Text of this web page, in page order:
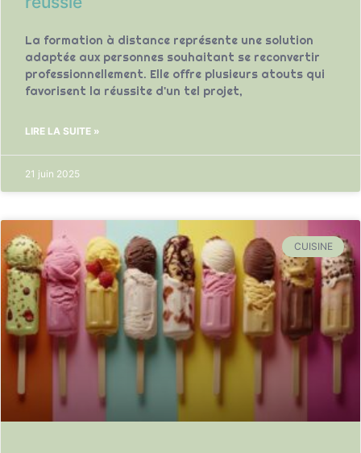
La formation à distance représente une solution
adaptée aux personnes souhaitant se reconvertir
professionnellement. Elle offre plusieurs atouts qui
favorisent la réussite d'un tel projet,
LIRE LA SUITE »
21 juin 2025
CUISINE